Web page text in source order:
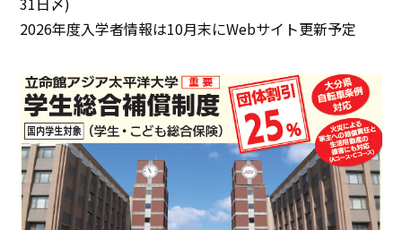
2026年度入学者情報は10月末にWebサイト更新予定